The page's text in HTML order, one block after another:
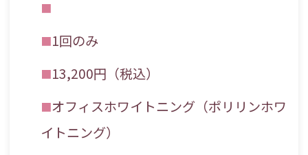
1回のみ
13,200円（税込）
オフィスホワイトニング（ポリリンホワ
イトニング）